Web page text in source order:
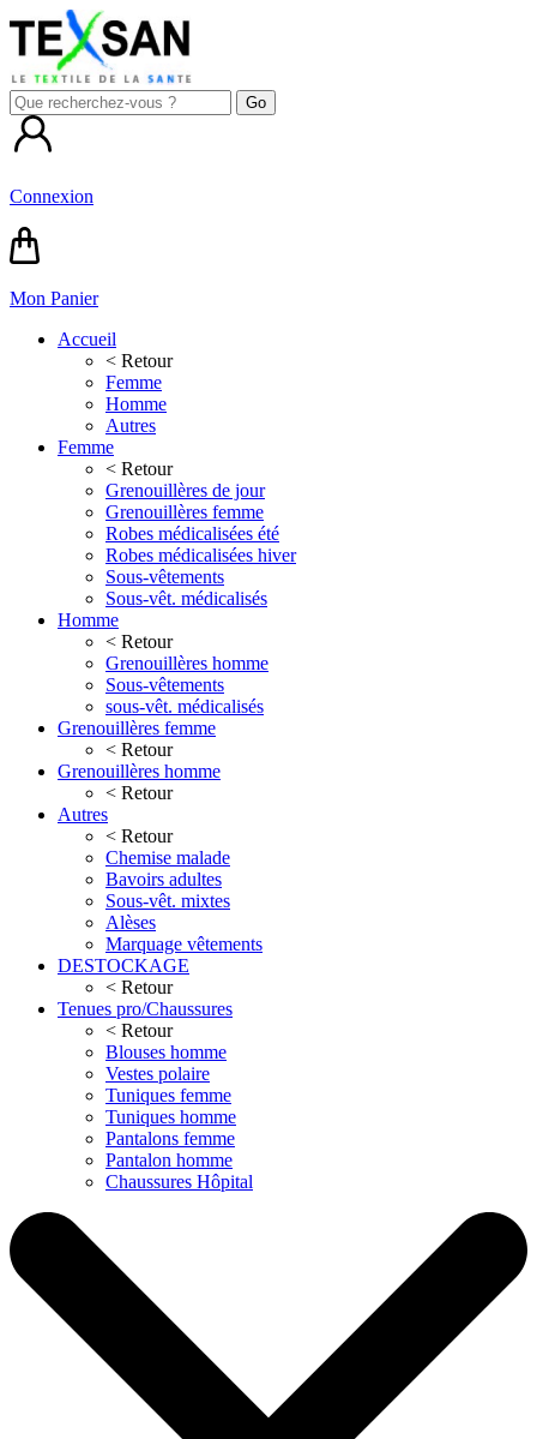
Connexion
Mon Panier
Accueil
< Retour
Femme
Homme
Autres
Femme
< Retour
Grenouillères de jour
Grenouillères femme
Robes médicalisées été
Robes médicalisées hiver
Sous-vêtements
Sous-vêt. médicalisés
Homme
< Retour
Grenouillères homme
Sous-vêtements
sous-vêt. médicalisés
Grenouillères femme
< Retour
Grenouillères homme
< Retour
Autres
< Retour
Chemise malade
Bavoirs adultes
Sous-vêt. mixtes
Alèses
Marquage vêtements
DESTOCKAGE
< Retour
Tenues pro/Chaussures
< Retour
Blouses homme
Vestes polaire
Tuniques femme
Tuniques homme
Pantalons femme
Pantalon homme
Chaussures Hôpital